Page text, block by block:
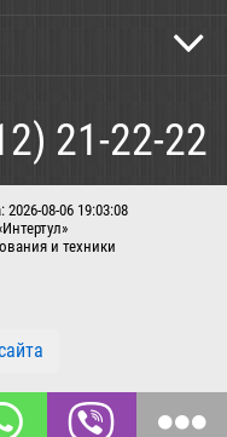
21-22-22
08-06 19:03:08
и техники